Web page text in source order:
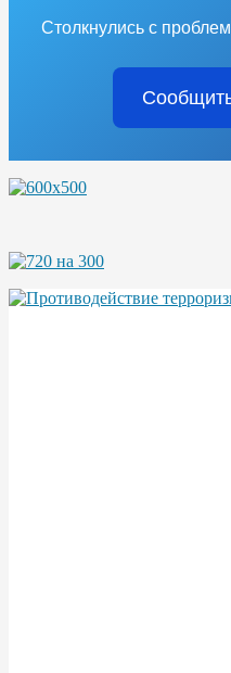
Столкнулись с